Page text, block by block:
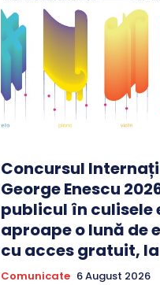
Concursul
George Enescu
publicul în culisele
aproape o lună de
cu acces gratuit,
Comunicate 6 August 2026